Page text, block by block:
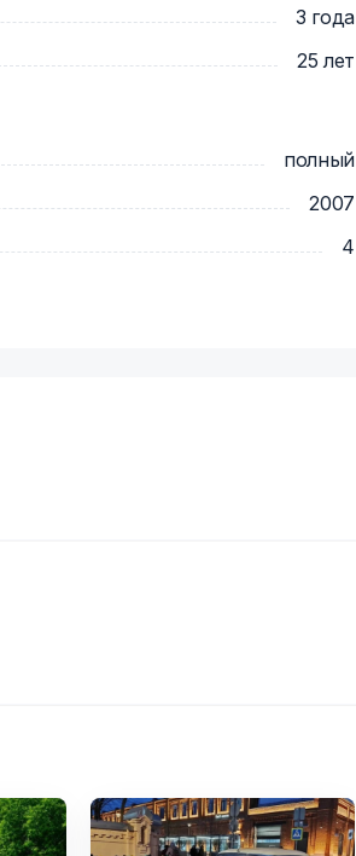
3 года
25 лет
полный
2007
4